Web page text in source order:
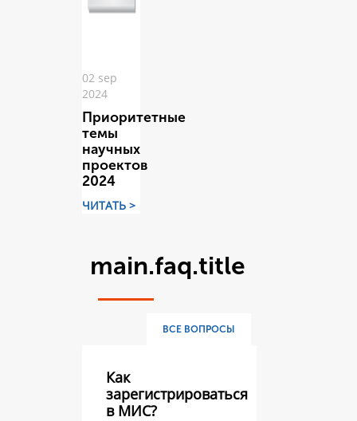
02 sep
2024
Приоритетные
темы
научных
проектов
2024
ЧИТАТЬ >
main.faq.title
ВСЕ ВОПРОСЫ
Как
зарегистрироваться
в МИС?